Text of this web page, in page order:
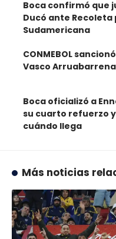
Boca confirmó que
Ducó ante Recoleta
Sudamericana
CONMEBOL
Vasco
Boca oficializó a
su cuarto refuerzo
cuándo llega
Más noticias